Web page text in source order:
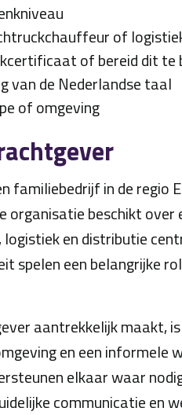
of
of bereid dit te
van de Nederlandse taal
of omgeving
familiebedrijf in de regio
organisatie beschikt over
en distributie
spelen een belangrijke
aantrekkelijk maakt,
en een informele
elkaar waar
communicatie en